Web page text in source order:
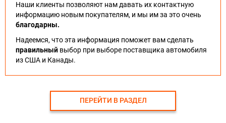
Наши клиенты позволяют нам давать их контактную
информацию новым покупателям, и мы им за это очень
благодарны.
Надеемся, что эта информация поможет вам сделать
правильный выбор при выборе поставщика автомобиля
из США и Канады.
ПЕРЕЙТИ В РАЗДЕЛ